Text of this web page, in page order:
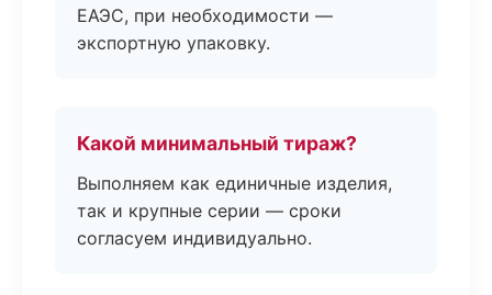
ЕАЭС, при необходимости —
экспортную упаковку.
Какой минимальный тираж?
Выполняем как единичные изделия,
так и крупные серии — сроки
согласуем индивидуально.